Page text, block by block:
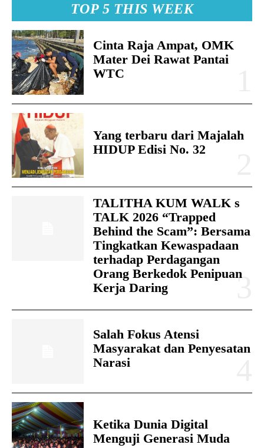
TOP 5 THIS WEEK
Cinta Raja Ampat, OMK
Mater Dei Rawat Pantai
WTC
Yang terbaru dari Majalah
HIDUP Edisi No. 32
TALITHA KUM WALK s
TALK 2026 “Trapped
Behind the Scam”: Bersama
Tingkatkan Kewaspadaan
terhadap Perdagangan
Orang Berkedok Penipuan
Kerja Daring
Salah Fokus Atensi
Masyarakat dan Penyesatan
Narasi
Ketika Dunia Digital
Menguji Generasi Muda